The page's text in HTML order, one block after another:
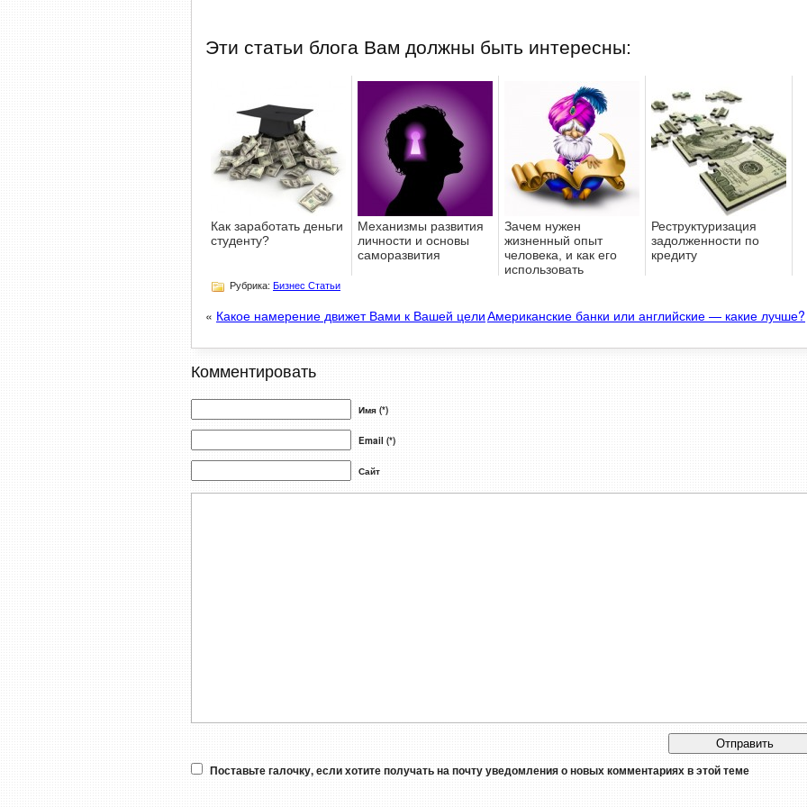
Эти статьи блога Вам должны быть интересны:
Как заработать деньги
студенту?
Механизмы развития
личности и основы
саморазвития
Зачем нужен
жизненный опыт
человека, и как его
использовать
Реструктуризация
задолженности по
кредиту
Рубрика: Бизнес Статьи
« Какое намерение движет Вами к Вашей целиАмериканские банки или английские — какие лучше?
Комментировать
Имя (*)
Email (*)
Сайт
Поставьте галочку, если хотите получать на почту уведомления о новых комментариях в этой теме